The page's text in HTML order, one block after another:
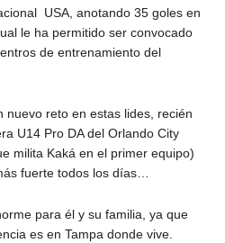
USA, anotando 35 goles en
le ha permitido ser convocado
de entrenamiento del
nuevo reto en estas lides, recién
U14 Pro DA del Orlando City
milita Kaká en el primer equipo)
fuerte todos los días…
para él y su familia, ya que
es en Tampa donde vive.